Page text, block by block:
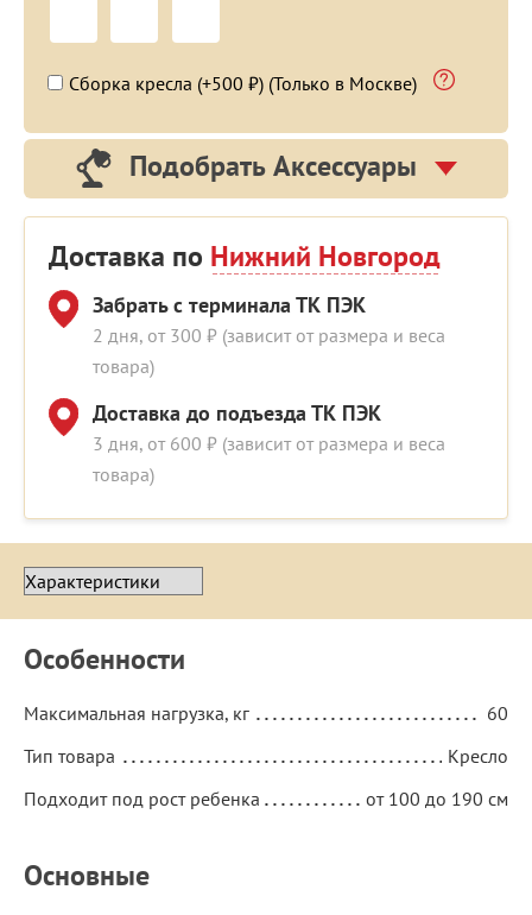
Сборка кресла (+500 ₽) (Только в Москве)
Подобрать Аксессуары
Доставка по Нижний Новгород
Забрать с терминала ТК ПЭК
2 дня, от 300 ₽ (зависит от размера и веса
товара)
Доставка до подъезда ТК ПЭК
3 дня, от 600 ₽ (зависит от размера и веса
товара)
Особенности
Максимальная нагрузка, кг
60
Тип товара
Кресло
Подходит под рост ребенка
от 100 до 190 см
Основные